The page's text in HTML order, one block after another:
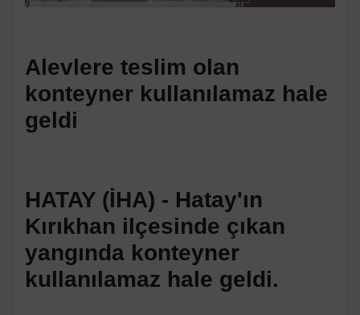
Alevlere teslim olan
konteyner kullanılamaz hale
geldi
HATAY (İHA) - Hatay'ın
Kırıkhan ilçesinde çıkan
yangında konteyner
kullanılamaz hale geldi.